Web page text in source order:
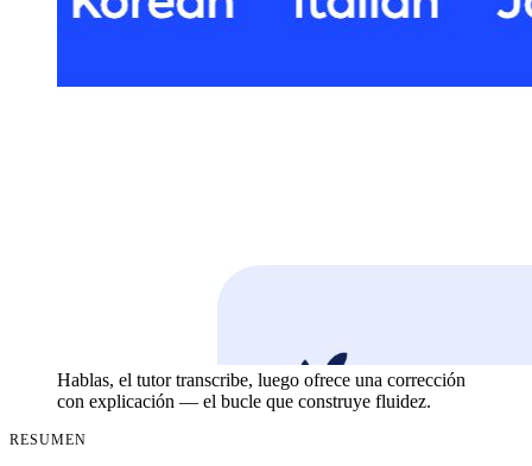
Hablas, el tutor transcribe, luego ofrece una corrección
con explicación — el bucle que construye fluidez.
RESUMEN